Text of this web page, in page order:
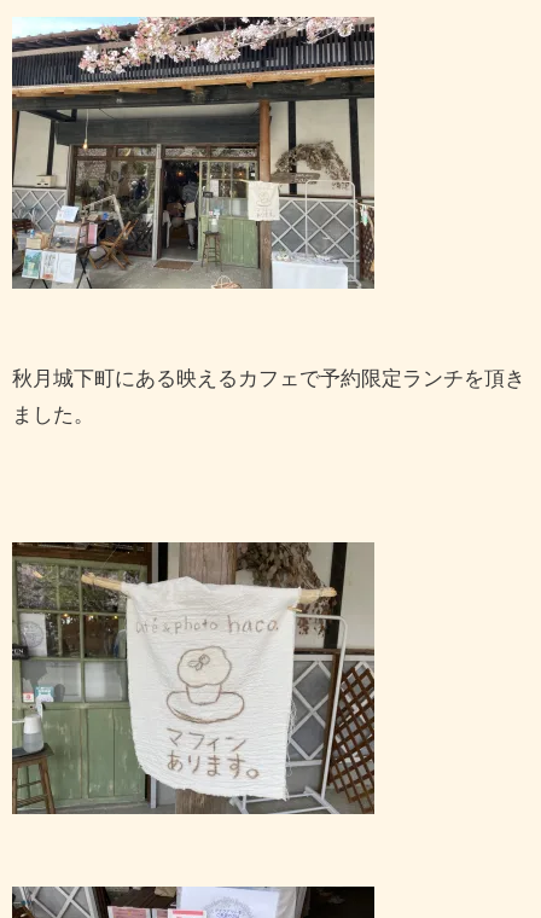
秋月城下町にある映えるカフェで予約限定ランチを頂き
ました。